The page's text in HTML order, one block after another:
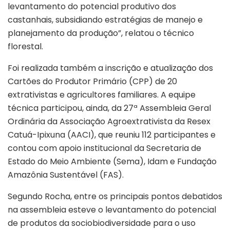
levantamento do potencial produtivo dos
castanhais, subsidiando estratégias de manejo e
planejamento da produção”, relatou o técnico
florestal.
Foi realizada também a inscrição e atualização dos
Cartões do Produtor Primário (CPP) de 20
extrativistas e agricultores familiares. A equipe
técnica participou, ainda, da 27ª Assembleia Geral
Ordinária da Associação Agroextrativista da Resex
Catuá-Ipixuna (AACI), que reuniu 112 participantes e
contou com apoio institucional da Secretaria de
Estado do Meio Ambiente (Sema), Idam e Fundação
Amazônia Sustentável (FAS).
Segundo Rocha, entre os principais pontos debatidos
na assembleia esteve o levantamento do potencial
de produtos da sociobiodiversidade para o uso